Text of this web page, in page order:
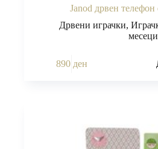
Janod дрвен телефон
Дрвени играчки,
месеци
890 ден